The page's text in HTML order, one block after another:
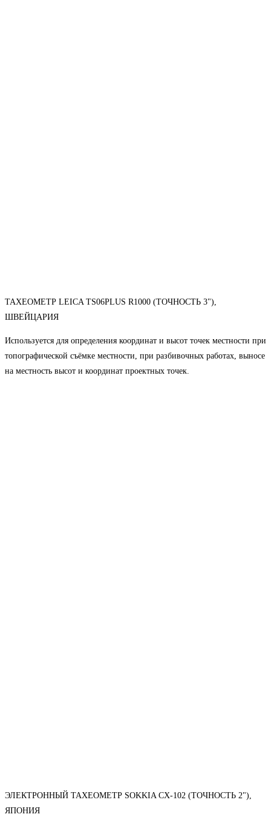
ТАХЕОМЕТР LEICA TS06PLUS R1000 (ТОЧНОСТЬ 3"),
ШВЕЙЦАРИЯ
Используется для определения координат и высот точек местности при
топографической съёмке местности, при разбивочных работах, выносе
на местность высот и координат проектных точек.
ЭЛЕКТРОННЫЙ ТАХЕОМЕТР SOKKIA CX-102 (ТОЧНОСТЬ 2"),
ЯПОНИЯ